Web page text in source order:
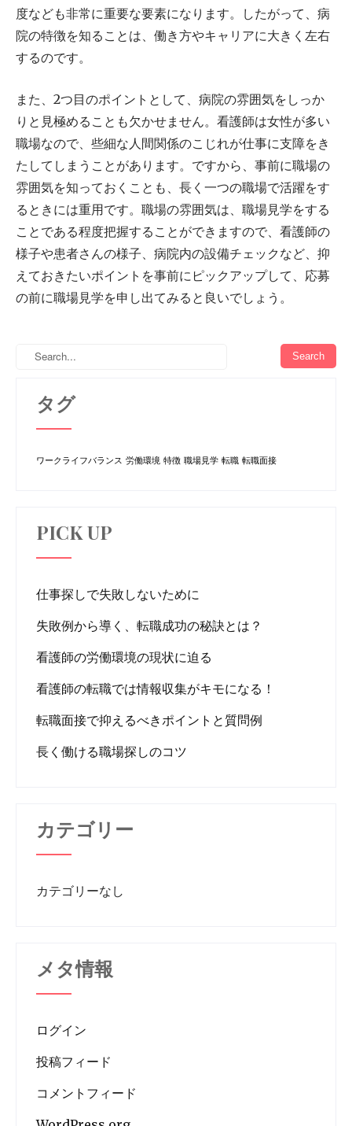
度なども非常に重要な要素になります。したがって、病
院の特徴を知ることは、働き方やキャリアに大きく左右
するのです。
また、2つ目のポイントとして、病院の雰囲気をしっか
りと見極めることも欠かせません。看護師は女性が多い
職場なので、些細な人間関係のこじれが仕事に支障をき
たしてしまうことがあります。ですから、事前に職場の
雰囲気を知っておくことも、長く一つの職場で活躍をす
るときには重用です。職場の雰囲気は、職場見学をする
ことである程度把握することができますので、看護師の
様子や患者さんの様子、病院内の設備チェックなど、抑
えておきたいポイントを事前にピックアップして、応募
の前に職場見学を申し出てみると良いでしょう。
タグ
ワークライフバランス 労働環境 特徴 職場見学 転職 転職面接
PICK UP
仕事探しで失敗しないために
失敗例から導く、転職成功の秘訣とは？
看護師の労働環境の現状に迫る
看護師の転職では情報収集がキモになる！
転職面接で抑えるべきポイントと質問例
長く働ける職場探しのコツ
カテゴリー
カテゴリーなし
メタ情報
ログイン
投稿フィード
コメントフィード